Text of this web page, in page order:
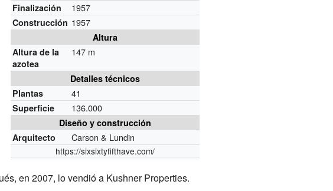
Finalización 1957
Construcción 1957
Altura
Altura de la
azotea
147 m
Detalles técnicos
Plantas
41
Superficie 136.000
Diseño y construcción
Arquitecto
Carson & Lundin
https://sixsixtyfifthave.com/
en 2007, lo vendió a Kushner Properties.